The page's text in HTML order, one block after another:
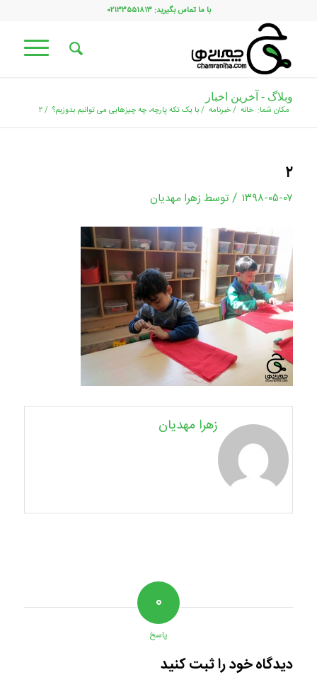
با ما تماس بگیرید: ۰۲۱۳۳۵۵۱۸۱۳
وبلاگ - آخرین اخبار
مکان شما: خانه /خبرنامه /با یک تکه پارچه، چه چیزهایی می توانیم بدوزیم؟ /۲
۲
۱۳۹۸-۰۵-۰۷ / توسط زهرا مهدیان
زهرا مهدیان
۰
پاسخ
دیدگاه خود را ثبت کنید